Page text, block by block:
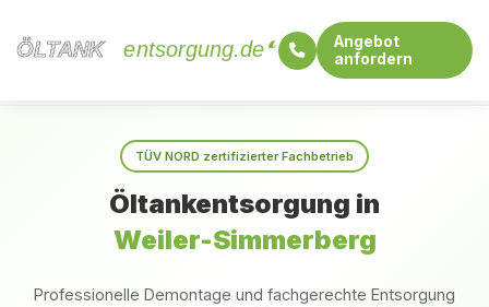
ÖLTANK
ÖLTANK entsorgung.de
Angebot
anfordern
TÜV NORD zertifizierter Fachbetrieb
Öltankentsorgung in
Weiler-Simmerberg
Professionelle Demontage und fachgerechte Entsorgung